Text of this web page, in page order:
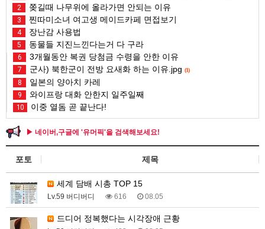
2 쫒길때 나무위에 올라가면 안되는 이유
3 찐따미소녀 여고생 메이드카페 면접보기
4 장난감 사용법
5 동물들 지진느낀다는거 다 구라
6 3개월동안 복권 당첨금 수령을 안한 이유
7 군사) 북한군이 전방 요새화 하는 이유.jpg (1)
8 일본의 양아치 카레
9 와이프랑 대화 안한지 일주일째
10 이중 열돔 곧 끝난다!
▶ 네이버,구글에 '유머픽'을 검색해보세요!
포토 제목
세계 담배 시총 TOP 15
Lv.59 버디버디 616 08.05
드디어 정복했다는 시각장애 근황